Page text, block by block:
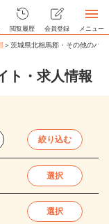
閲覧履歴 会員登録 メニュー
＞茨城県北相馬郡・その他のバ
ト・求人情報
絞り込む
選択
選択